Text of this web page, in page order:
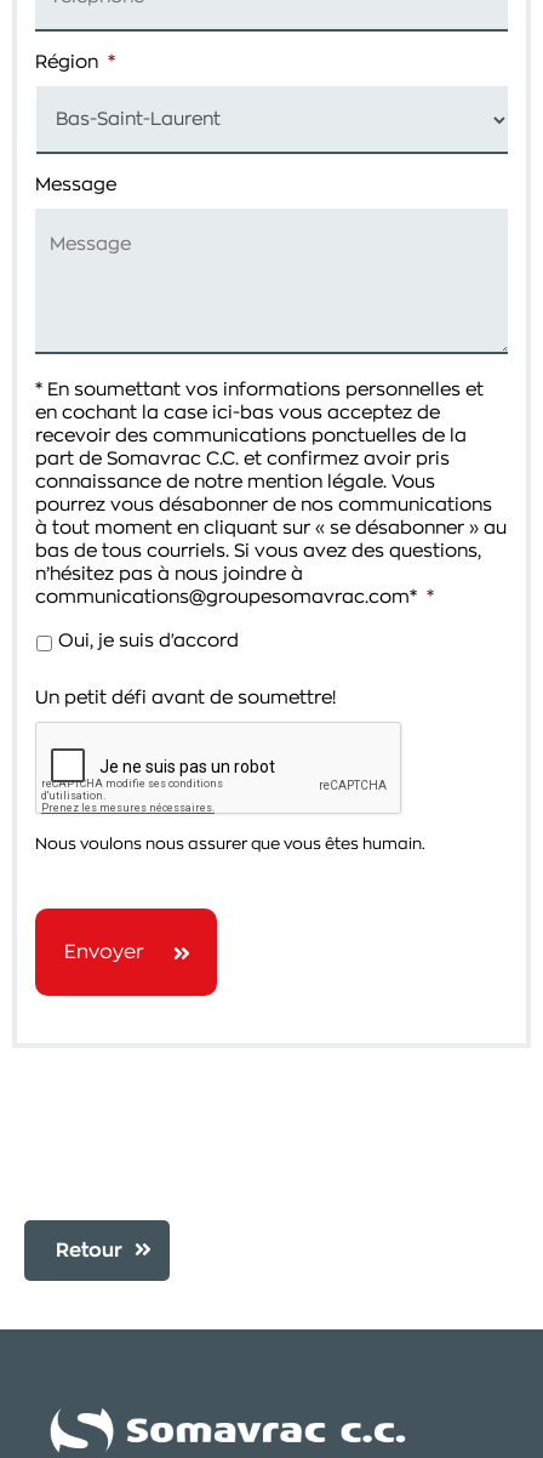
Région *
Message
* En soumettant vos informations personnelles et
en cochant la case ici-bas vous acceptez de
recevoir des communications ponctuelles de la
part de Somavrac C.C. et confirmez avoir pris
connaissance de notre mention légale. Vous
pourrez vous désabonner de nos communications
à tout moment en cliquant sur « se désabonner » au
bas de tous courriels. Si vous avez des questions,
n’hésitez pas à nous joindre à
communications@groupesomavrac.com* *
Oui, je suis d'accord
Un petit défi avant de soumettre!
Nous voulons nous assurer que vous êtes humain.
Envoyer
Retour